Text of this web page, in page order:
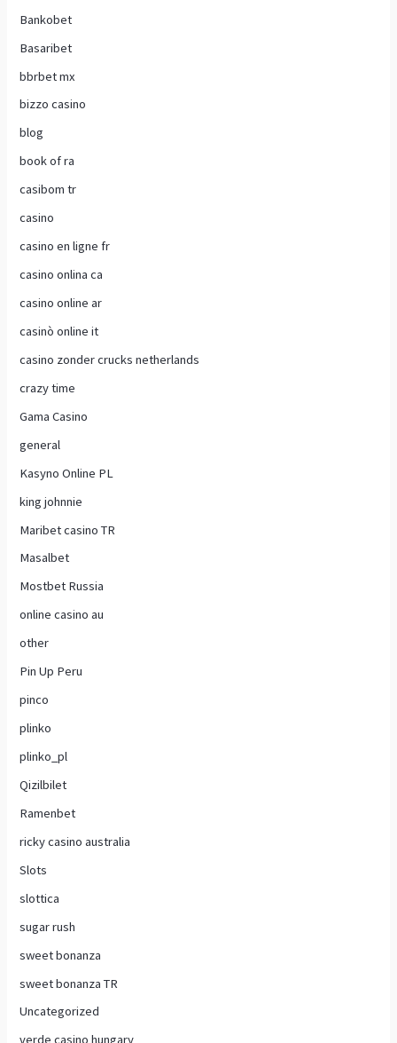
Bankobet
Basaribet
bbrbet mx
bizzo casino
blog
book of ra
casibom tr
casino
casino en ligne fr
casino onlina ca
casino online ar
casinò online it
casino zonder crucks netherlands
crazy time
Gama Casino
general
Kasyno Online PL
king johnnie
Maribet casino TR
Masalbet
Mostbet Russia
online casino au
other
Pin Up Peru
pinco
plinko
plinko_pl
Qizilbilet
Ramenbet
ricky casino australia
Slots
slottica
sugar rush
sweet bonanza
sweet bonanza TR
Uncategorized